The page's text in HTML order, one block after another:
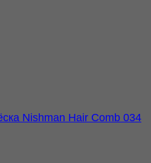
Nishman Hair Comb 034